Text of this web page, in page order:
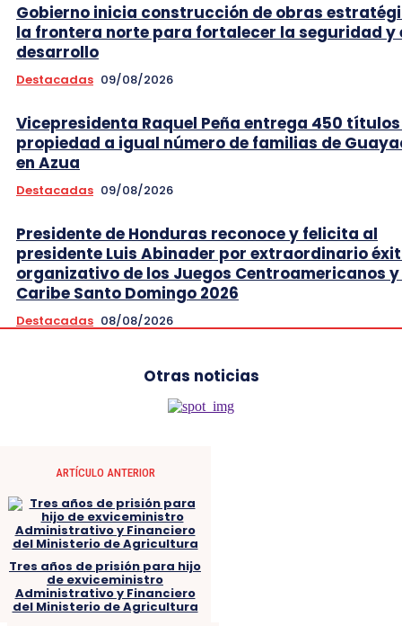
Gobierno inicia construcción de obras
la frontera norte para fortalecer la seguridad y
desarrollo
Destacadas 09/08/2026
Vicepresidenta Raquel Peña entrega 450
propiedad a igual número de familias de
en Azua
Destacadas 09/08/2026
Presidente de Honduras reconoce y felicita al
presidente Luis Abinader por extraordinario
organizativo de los Juegos Centroamericanos
Caribe Santo Domingo 2026
Destacadas 08/08/2026
Otras noticias
ARTÍCULO ANTERIOR
Tres años de prisión para hijo
de exviceministro
Administrativo y Financiero
del Ministerio de Agricultura